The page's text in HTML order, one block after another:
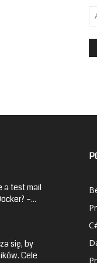
a test mail
–...
się, by
Cele